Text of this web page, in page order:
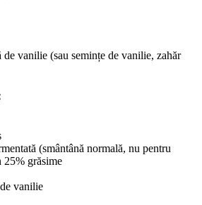
vanilie (sau semințe de vanilie, zahăr
(smântână normală, nu pentru
25% grăsime
vanilie